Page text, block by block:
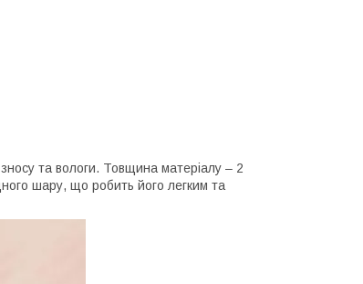
та вологи. Товщина матеріалу – 2
шару, що робить його легким та